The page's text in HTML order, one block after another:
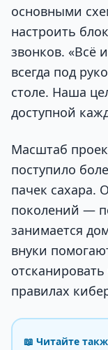
основными
настроить
звонков. «Всё
всегда под
столе. Наша
доступной
Масштаб
поступило
пачек сахара.
поколений —
занимается
внуки
правилах
📖 Читайте